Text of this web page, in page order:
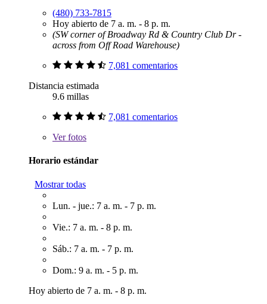
(480) 733-7815
Hoy abierto de 7 a. m. - 8 p. m.
(SW corner of Broadway Rd & Country Club Dr -
across from Off Road Warehouse)
7,081 comentarios
Distancia estimada
9.6 millas
7,081 comentarios
Verfotos
Horario estándar
Mostrar todas
Lun. - jue.: 7 a. m. - 7 p. m.
Vie.: 7 a. m. - 8 p. m.
Sáb.: 7 a. m. - 7 p. m.
Dom.: 9 a. m. - 5 p. m.
Hoy abierto de 7 a. m. - 8 p. m.